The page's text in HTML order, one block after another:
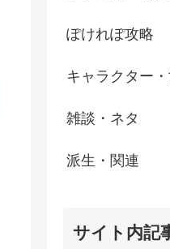
ぽけれぽ攻略
キャラクター
雑談・ネタ
派生・関連
サイト内記